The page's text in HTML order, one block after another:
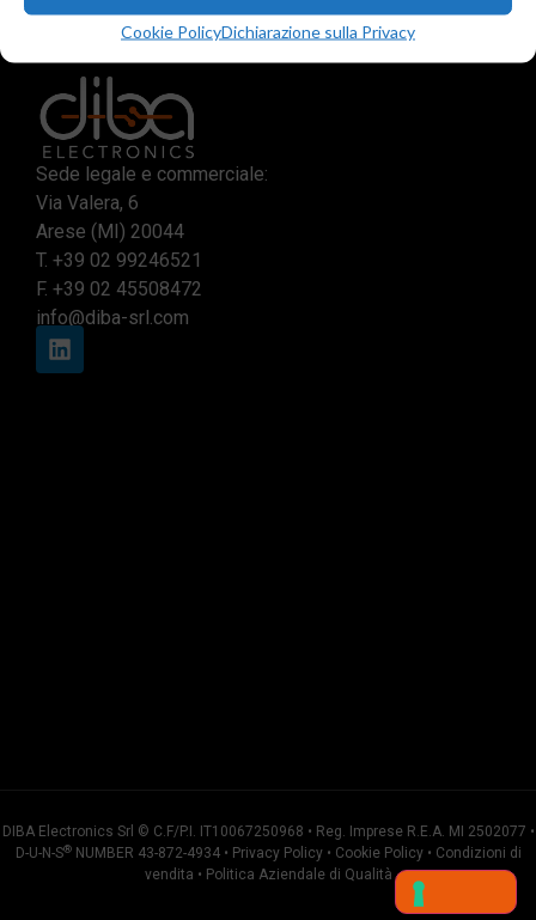
Cookie PolicyDichiarazione sulla Privacy
Sede legale e commerciale:
Via Valera, 6
Arese (MI) 20044
T. +39 02 99246521
F. +39 02 45508472
info@diba-srl.com
DIBA Electronics Srl © C.F/P.I. IT10067250968 • Reg. Imprese R.E.A. MI 2502077 •
D-U-N-S®NUMBER 43-872-4934 • Privacy Policy• Cookie Policy• Condizioni di
vendita • Politica Aziendale di Qualità